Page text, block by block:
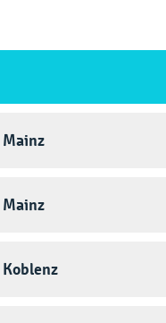
Mainz
Mainz
Koblenz